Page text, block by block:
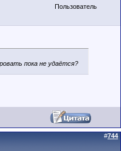
Пользователь
пока не удаётся?
#744